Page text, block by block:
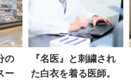
の
ー
『名医』と刺繍され
た白衣を着る医師。